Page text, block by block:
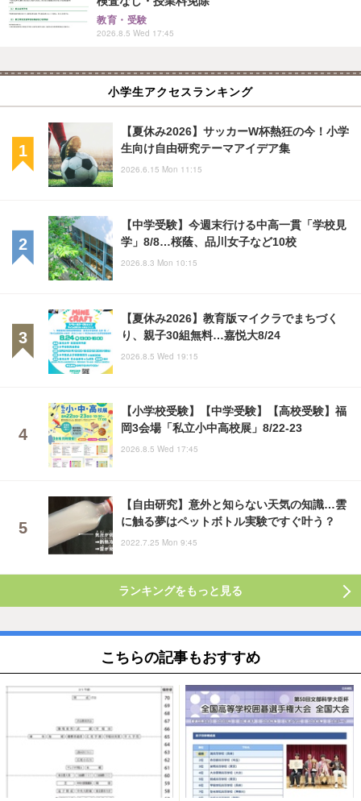
教育・受験
2026.8.5 Wed 17:45
小学生アクセスランキング
【夏休み2026】サッカーW杯熱狂の今！小学
生向け自由研究テーマアイデア集
2026.6.15 Mon 11:15
【中学受験】今週末行ける中高一貫「学校見
学」8/8…桜蔭、品川女子など10校
2026.8.3 Mon 10:15
【夏休み2026】教育版マイクラでまちづく
り、親子30組無料…嘉悦大8/24
2026.8.5 Wed 19:15
【小学校受験】【中学受験】【高校受験】福
岡3会場「私立小中高校展」8/22-23
2026.8.5 Wed 17:45
【自由研究】意外と知らない天気の知識…雲
に触る夢はペットボトル実験ですぐ叶う？
2022.7.25 Mon 9:45
ランキングをもっと見る
こちらの記事もおすすめ